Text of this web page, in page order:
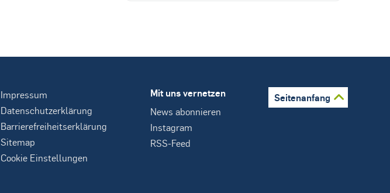
Impressum
Datenschutzerklärung
Barrierefreiheitserklärung
Sitemap
Cookie Einstellungen
Mit uns vernetzen
News abonnieren
Instagram
RSS-Feed
Seitenanfang